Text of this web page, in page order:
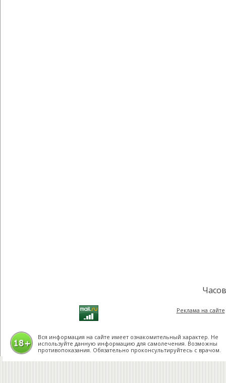
Реклама на сайте
Вся информация на сайте имеет ознакомительный характер. Не
используйте данную информацию для самолечения. Возможны
противопоказания. Обязательно проконсультируйтесь с врачом.